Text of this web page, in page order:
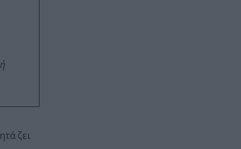
ζει